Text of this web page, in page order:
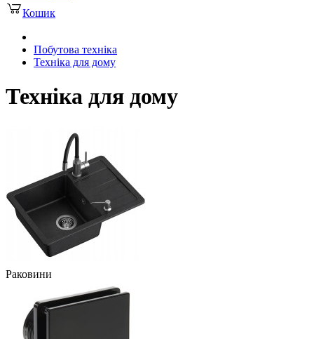
Кошик
Побутова техніка
Техніка для дому
Техніка для дому
Раковини